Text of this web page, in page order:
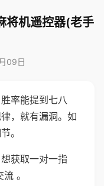
将机遥控器(老手
09日
率能提到七八
，就有漏洞。如
。
获取一对一指
。